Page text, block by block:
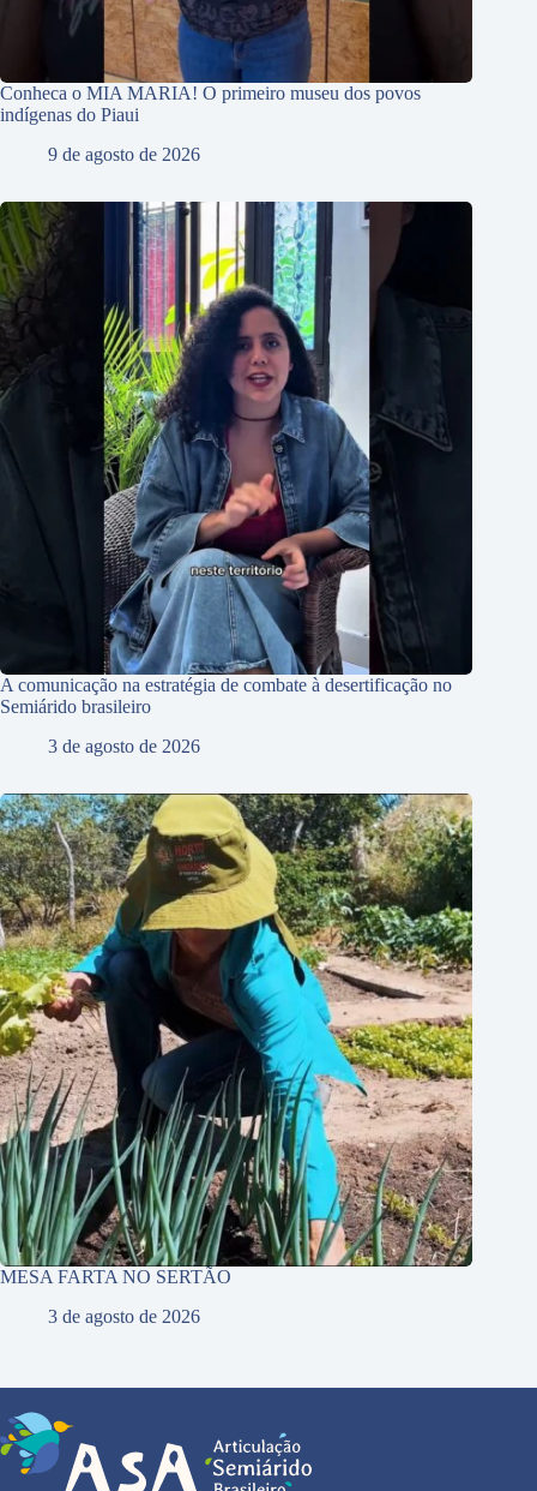
Conheca o MIA MARIA! O primeiro museu dos povos
indígenas do Piaui
9 de agosto de 2026
A comunicação na estratégia de combate à desertificação no
Semiárido brasileiro
3 de agosto de 2026
MESA FARTA NO SERTÃO
3 de agosto de 2026